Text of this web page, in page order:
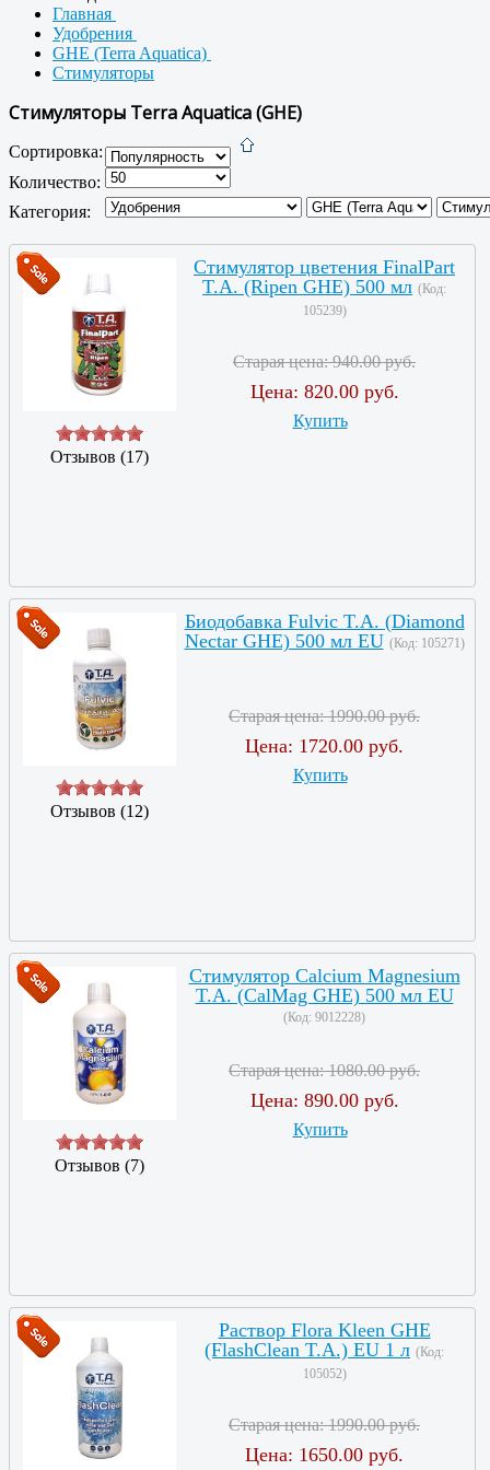
Главная
Удобрения
GHE (Terra Aquatica)
Стимуляторы
Стимуляторы Terra Aquatica (GHE)
Сортировка:
Количество:
Категория:
Отзывов (17)
Стимулятор цветения FinalPart
T.A. (Ripen GHE) 500 мл (Код:
105239)
Старая цена:940.00 руб.
Цена: 820.00 руб.
Купить
Отзывов (12)
Биодобавка Fulvic T.A. (Diamond
Nectar GHE) 500 мл EU (Код: 105271)
Старая цена:1990.00 руб.
Цена: 1720.00 руб.
Купить
Отзывов (7)
Стимулятор Calcium Magnesium
T.A. (CalMag GHE) 500 мл EU
(Код: 9012228)
Старая цена:1080.00 руб.
Цена: 890.00 руб.
Купить
Раствор Flora Kleen GHE
(FlashClean T.A.) EU 1 л (Код:
105052)
Старая цена:1990.00 руб.
Цена: 1650.00 руб.